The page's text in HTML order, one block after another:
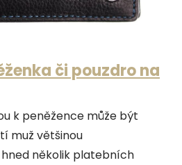
či pouzdro na
k peněžence může být
muž většinou
několik platebních